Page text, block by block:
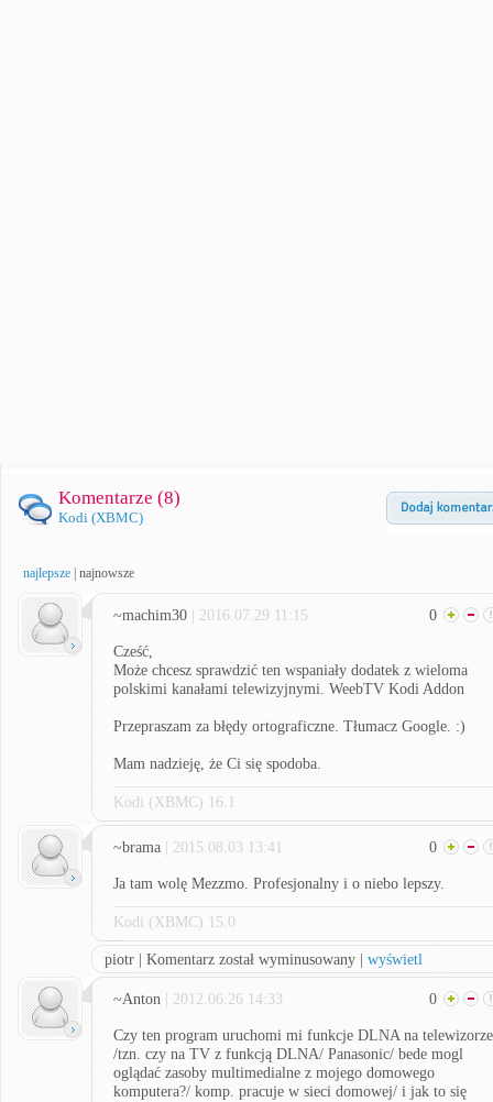
Komentarze (8)
Kodi (XBMC)
najlepsze najnowsze
~machim30 | 2016.07.29 11:15 0
Cześć,
Może chcesz sprawdzić ten wspaniały dodatek z wieloma
polskimi kanałami telewizyjnymi. WeebTV Kodi Addon
Przepraszam za błędy ortograficzne. Tłumacz Google. :)
Mam nadzieję, że Ci się spodoba.
Kodi (XBMC) 16.1
~brama | 2015.08.03 13:41 0
Ja tam wolę Mezzmo. Profesjonalny i o niebo lepszy.
Kodi (XBMC) 15.0
piotr | Komentarz został wyminusowany | wyświetl
~Anton | 2012.06.26 14:33 0
Czy ten program uruchomi mi funkcje DLNA na telewizorze
/tzn. czy na TV z funkcją DLNA/ Panasonic/ bede mogl
oglądać zasoby multimedialne z mojego domowego
komputera?/ komp. pracuje w sieci domowej/ i jak to się